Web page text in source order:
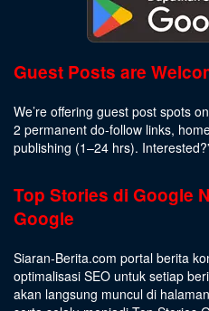
Guest Posts are
We’re offering guest post spots
2 permanent do-follow links,
publishing (1–24 hrs). Interested
Top Stories di Google
Google
Siaran-Berita.com portal berita
optimalisasi SEO untuk setiap
akan langsung muncul di